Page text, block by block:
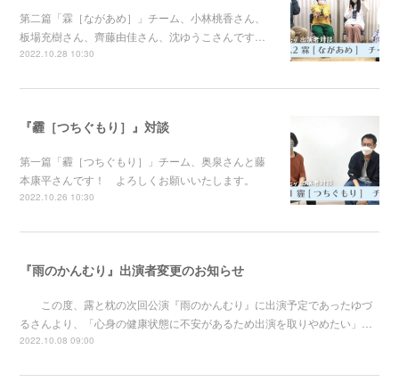
第二篇「霖［ながあめ］」チーム、小林桃香さん、
板場充樹さん、齊藤由佳さん、沈ゆうこさんです…
2022.10.28 10:30
『霾［つちぐもり］』対談
第一篇「霾［つちぐもり］」チーム、奥泉さんと藤
本康平さんです！ よろしくお願いいたします。
2022.10.26 10:30
『雨のかんむり』出演者変更のお知らせ
この度、露と枕の次回公演『雨のかんむり』に出演予定であったゆづ
るさんより、「心身の健康状態に不安があるため出演を取りやめたい」…
2022.10.08 09:00